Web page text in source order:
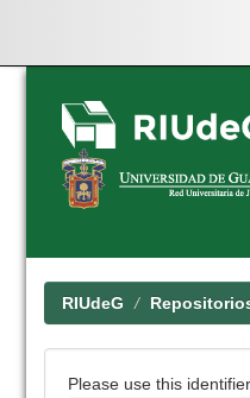
Skip
navigation
RIUdeG
Please use this